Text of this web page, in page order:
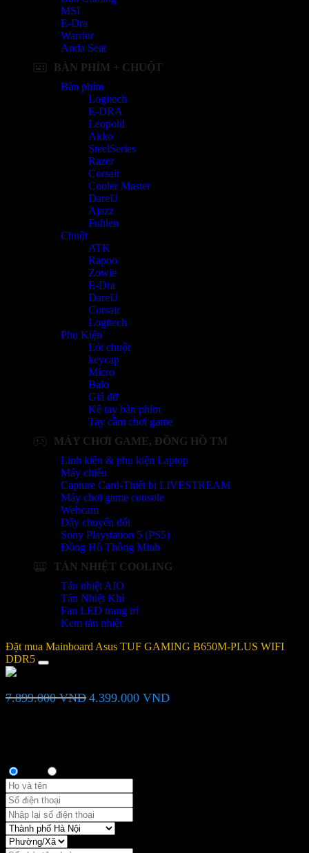
MSI
E-Dra
Warrior
Anda Seat
BÀN PHÍM + CHUỘT
Bàn phím
Logitech
E-DRA
Leopold
Akko
SteelSeries
Razer
Corsair
Cooler Master
DareU
Ajazz
Fuhlen
Chuột
ATK
Rapoo
Zowie
E-Dra
DareU
Corsair
Logitech
Phụ Kiện
Lót chuột
keycap
Micro
Balo
Giá đỡ
Kê tay bàn phím
Tay cầm chơi game
MÁY CHƠI GAME, ĐỒNG HỒ TM
Linh kiện & phụ kiện Laptop
Máy chiếu
Capture Card-Thiết bị LIVESTREAM
Máy chơi game console
Webcam
Dây chuyển đổi
Sony Playstation 5 (PS5)
Đồng Hồ Thông Minh
TẢN NHIỆT COOLING
Tản nhiệt AIO
Tản Nhiệt Khí
Fan LED trang trí
Kem tản nhiệt
Đặt mua Mainboard Asus TUF GAMING B650M-PLUS WIFI
DDR5
7.899.000VND Giá
4.399.000 VNDGiá